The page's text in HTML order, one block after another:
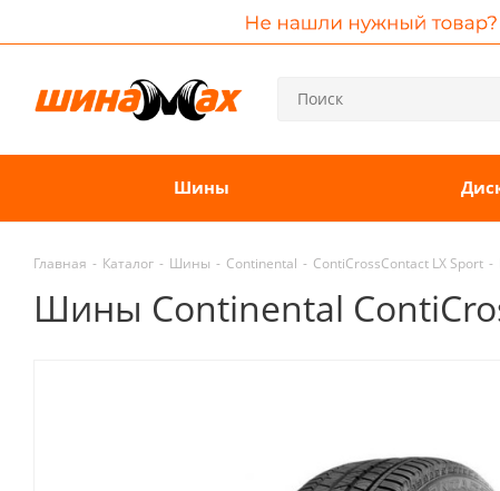
Шины
Главная - Каталог - Шины - Continental - ContiCrossContact LX Sport -
Шины Continental